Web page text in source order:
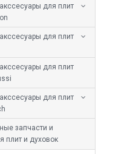
для плит
для плит
для плит
для плит
запчасти и
плит и духовок